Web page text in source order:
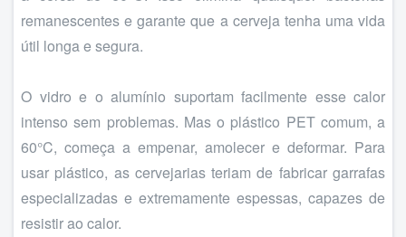
remanescentes e garante que a cerveja tenha uma vida
útil longa e segura.
O vidro e o alumínio suportam facilmente esse calor
intenso sem problemas. Mas o plástico PET comum, a
60°C, começa a empenar, amolecer e deformar. Para
usar plástico, as cervejarias teriam de fabricar garrafas
especializadas e extremamente espessas, capazes de
resistir ao calor.